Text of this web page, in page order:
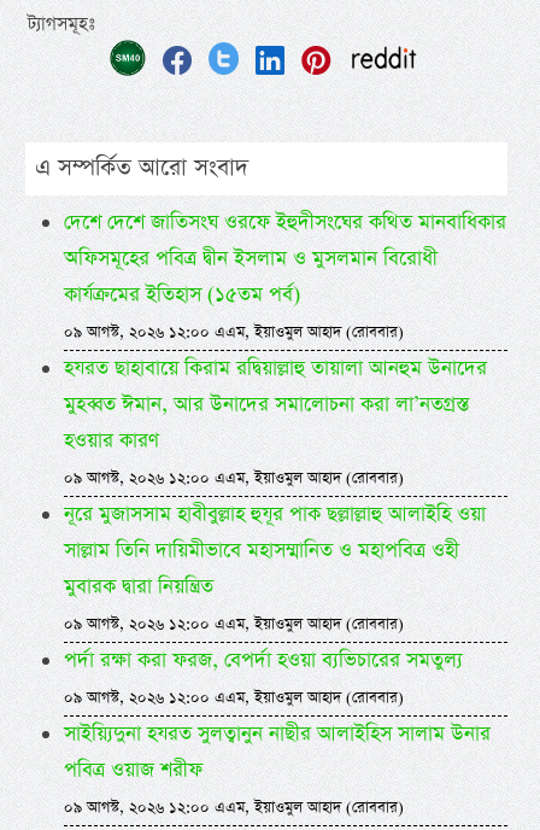
ট্যাগসমূহঃ
এ সম্পর্কিত আরো সংবাদ
দেশে দেশে জাতিসংঘ ওরফে ইহুদীসংঘের কথিত মানবাধিকার
অফিসমূহের পবিত্র দ্বীন ইসলাম ও মুসলমান বিরোধী
কার্যক্রমের ইতিহাস (১৫তম পর্ব)
০৯ আগস্ট, ২০২৬ ১২:০০ এএম, ইয়াওমুল আহাদ (রোববার)
হযরত ছাহাবায়ে কিরাম রদ্বিয়াল্লাহু তায়ালা আনহুম উনাদের
মুহব্বত ঈমান, আর উনাদের সমালোচনা করা লা’নতগ্রস্ত
হওয়ার কারণ
০৯ আগস্ট, ২০২৬ ১২:০০ এএম, ইয়াওমুল আহাদ (রোববার)
নূরে মুজাসসাম হাবীবুল্লাহ হুযূর পাক ছল্লাল্লাহু আলাইহি ওয়া
সাল্লাম তিনি দায়িমীভাবে মহাসম্মানিত ও মহাপবিত্র ওহী
মুবারক দ্বারা নিয়ন্ত্রিত
০৯ আগস্ট, ২০২৬ ১২:০০ এএম, ইয়াওমুল আহাদ (রোববার)
পর্দা রক্ষা করা ফরজ, বেপর্দা হওয়া ব্যভিচারের সমতুল্য
০৯ আগস্ট, ২০২৬ ১২:০০ এএম, ইয়াওমুল আহাদ (রোববার)
সাইয়্যিদুনা হযরত সুলত্বানুন নাছীর আলাইহিস সালাম উনার
পবিত্র ওয়াজ শরীফ
০৯ আগস্ট, ২০২৬ ১২:০০ এএম, ইয়াওমুল আহাদ (রোববার)